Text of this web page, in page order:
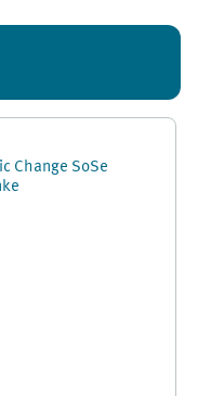
Change SoSe